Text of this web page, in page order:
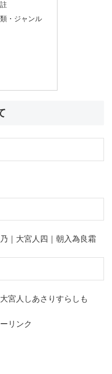
・ジャンル
｜大宮人四｜朝入為良霜
宮人しあさりすらしも
リンク